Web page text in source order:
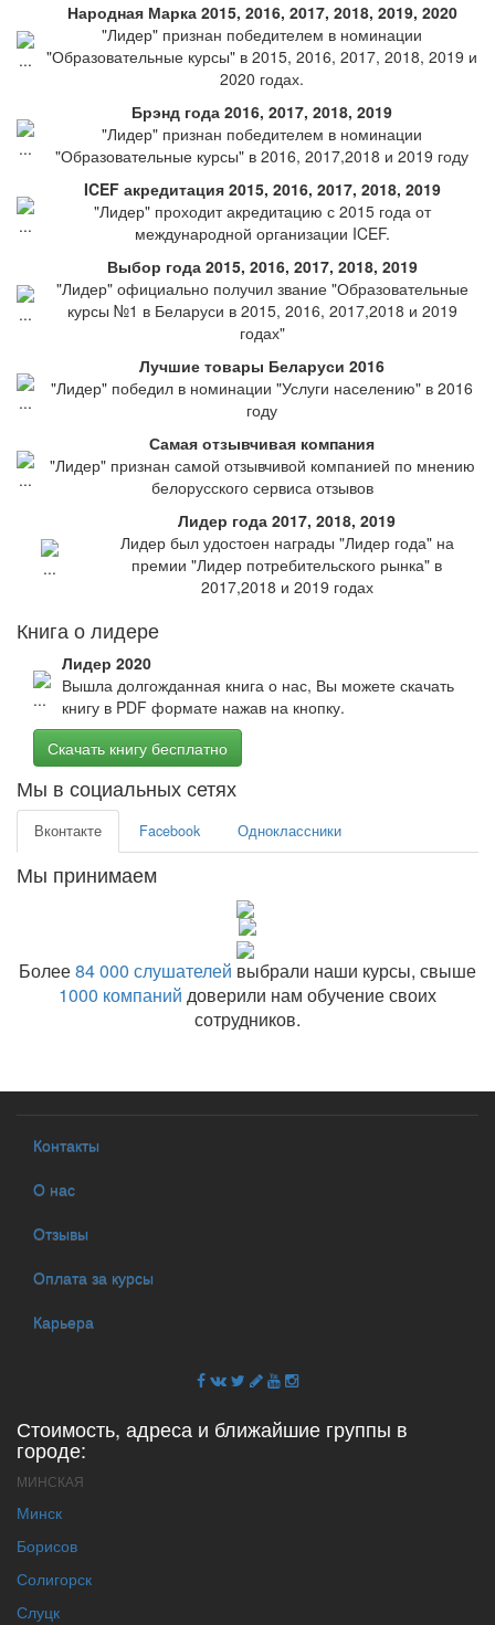
Народная Марка 2015, 2016, 2017, 2018, 2019, 2020
"Лидер" признан победителем в номинации
"Образовательные курсы" в 2015, 2016, 2017, 2018, 2019 и
2020 годах.
Брэнд года 2016, 2017, 2018, 2019
"Лидер" признан победителем в номинации
"Образовательные курсы" в 2016, 2017,2018 и 2019 году
ICEF акредитация 2015, 2016, 2017, 2018, 2019
"Лидер" проходит акредитацию с 2015 года от
международной организации ICEF.
Выбор года 2015, 2016, 2017, 2018, 2019
"Лидер" официально получил звание "Образовательные
курсы №1 в Беларуси в 2015, 2016, 2017,2018 и 2019
годах"
Лучшие товары Беларуси 2016
"Лидер" победил в номинации "Услуги населению" в 2016
году
Самая отзывчивая компания
"Лидер" признан самой отзывчивой компанией по мнению
белорусского сервиса отзывов
Лидер года 2017, 2018, 2019
Лидер был удостоен награды "Лидер года" на
премии "Лидер потребительского рынка" в
2017,2018 и 2019 годах
Книга о лидере
Лидер 2020
Вышла долгожданная книга о нас, Вы можете скачать
книгу в PDF формате нажав на кнопку.
Скачать книгу бесплатно
Мы в социальных сетях
Вконтакте Facebook Одноклассники
Мы принимаем
Более84 000 слушателей выбрали наши курсы, свыше
1000 компаний доверили нам обучение своих
сотрудников.
Контакты
О нас
Отзывы
Оплата за курсы
Карьера
Стоимость, адреса и ближайшие группы в
городе:
МИНСКАЯ
Минск
Борисов
Солигорск
Слуцк